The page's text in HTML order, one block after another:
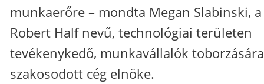
munkaerőre – mondta Megan Slabinski, a
Robert Half nevű, technológiai területen
tevékenykedő, munkavállalók toborzására
szakosodott cég elnöke.